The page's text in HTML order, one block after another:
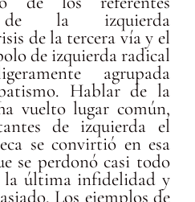
de la izquierda
de la tercera vía y el
de izquierda radical
agrupada
Hablar de la
vuelto lugar común,
de izquierda el
se convirtió en esa
se perdonó casi todo
la última infidelidad y
Los ejemplos de